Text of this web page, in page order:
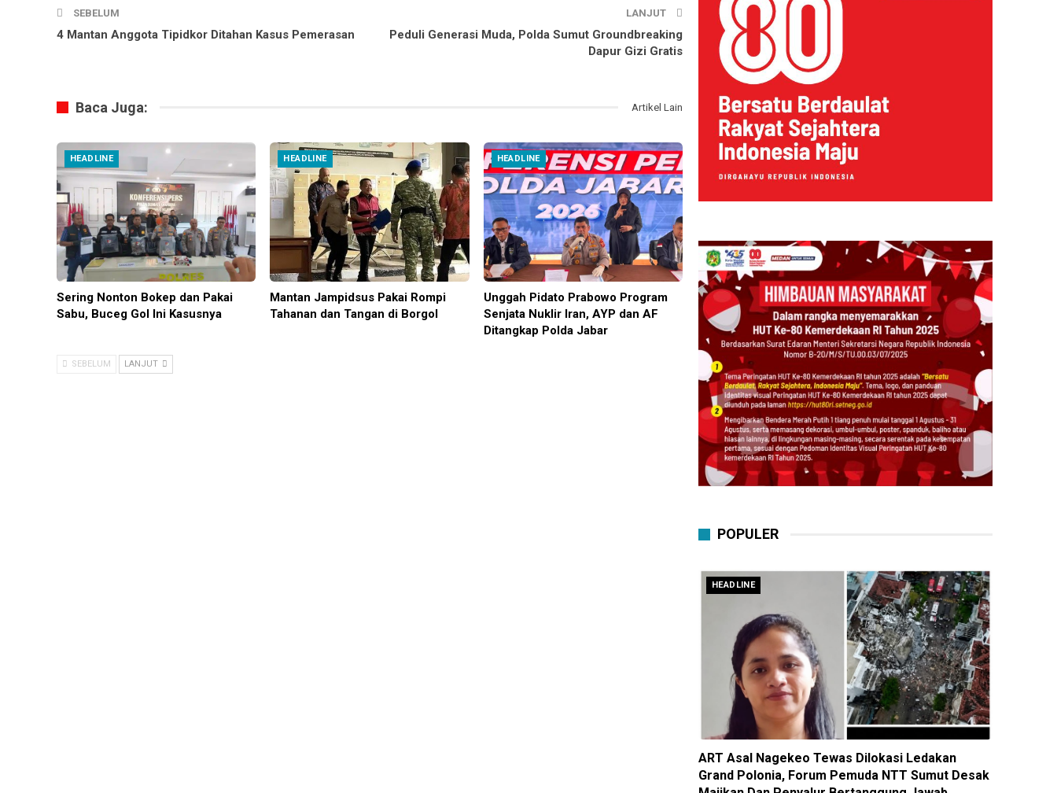
SEBELUM
4 Mantan Anggota Tipidkor Ditahan Kasus Pemerasan
LANJUT
Peduli Generasi Muda, Polda Sumut Groundbreaking
Dapur Gizi Gratis
Baca Juga: Artikel Lain
HEADLINE
Sering Nonton Bokep dan Pakai
Sabu, Buceg Gol Ini Kasusnya
HEADLINE
Mantan Jampidsus Pakai Rompi
Tahanan dan Tangan di Borgol
HEADLINE
Unggah Pidato Prabowo Program
Senjata Nuklir Iran, AYP dan AF
Ditangkap Polda Jabar
SEBELUM LANJUT
POPULER
HEADLINE
ART Asal Nagekeo Tewas Dilokasi Ledakan
Grand Polonia, Forum Pemuda NTT Sumut Desak